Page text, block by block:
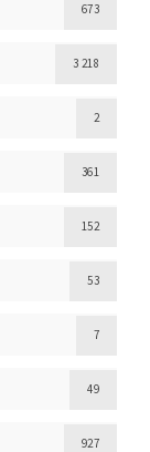
673
3 218
2
361
152
53
7
49
927